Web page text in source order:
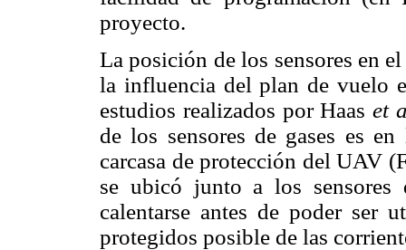
proyecto.
La posición de los sensores en
la influencia del plan de vuelo
estudios realizados por Haas et
de los sensores de gases es
carcasa de protección del UAV
se ubicó junto a los sensores
calentarse antes de poder ser
protegidos posible de las